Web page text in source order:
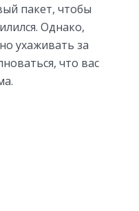
пакет, чтобы
Однако,
ухаживать за
что вас